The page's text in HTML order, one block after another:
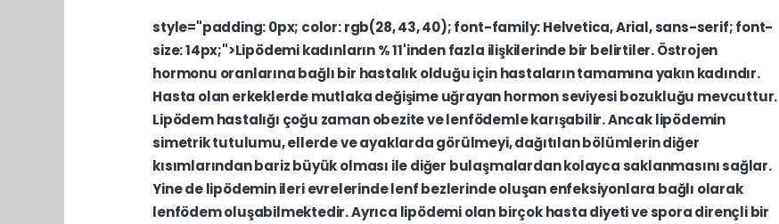
style="padding:0px; color:rgb(28,43,40);font-family:Helvetica,Arial,sans-serif;font-
size:14px;">Lipödemikadınların%11'indenfazla ilişkilerindebir belirtiler.Östrojen
hormonu oranlarınabağlıbir hastalıkolduğuiçinhastalarıntamamınayakınkadındır.
Hasta olanerkeklerdemutlakadeğişimeuğrayanhormonseviyesibozukluğu mevcuttur.
Lipödemhastalığı çoğu zamanobezitevelenfödemlekarışabilir.Ancaklipödemin
simetriktutulumu,ellerdeveayaklardagörülmeyi,dağıtılanbölümlerindiğer
kısımlarındanbarizbüyükolması ilediğer bulaşmalardankolayca saklanmasınısağlar.
Yinedelipödeminilerievrelerindelenfbezlerindeoluşanenfeksiyonlara bağlı olarak
lenfödemoluşabilmektedir.Ayrıca lipödemiolanbirçokhastadiyetivesporadirençlibir